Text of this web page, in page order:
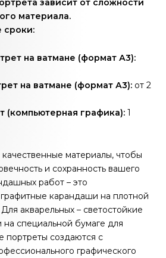
материала.
сроки:
на ватмане (формат А3):
на ватмане (формат А3): от 2
(компьютерная графика): 1
материалы, чтобы
и сохранность вашего
работ – это
карандаши на плотной
акварельных – светостойкие
на специальной бумаге для
портреты создаются с
графического